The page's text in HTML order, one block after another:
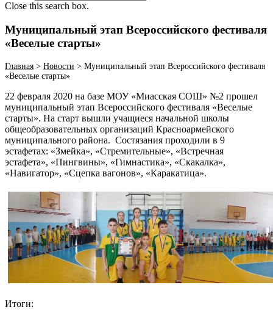
Close this search box.
Муниципальный этап Всероссийского фестиваля
«Веселые старты»
Главная > Новости > Муниципальный этап Всероссийского фестиваля
«Веселые старты»
22 февраля 2020 на базе МОУ «Миасская СОШ» №2 прошел
муниципальный этап Всероссийского фестиваля «Веселые
старты». На старт вышли учащиеся начальной школы
общеобразовательных организаций Красноармейского
муниципального района. Состязания проходили в 9
эстафетах: «Змейка», «Стремительные», «Встречная
эстафета», «Пингвины», «Гимнастика», «Скакалка»,
«Навигатор», «Сцепка вагонов», «Каракатица».
Итоги: